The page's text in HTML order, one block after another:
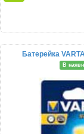
Батерейка
В